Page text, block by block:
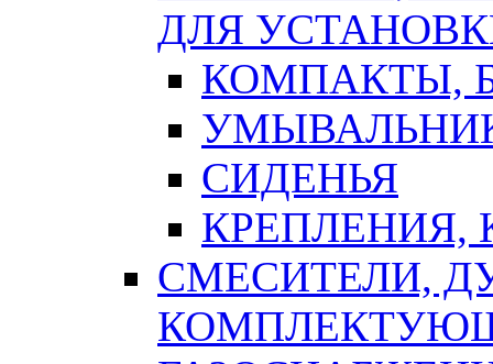
ДЛЯ
КОМПАКТЫ,
СИДЕНЬЯ
СМЕСИТЕЛИ,